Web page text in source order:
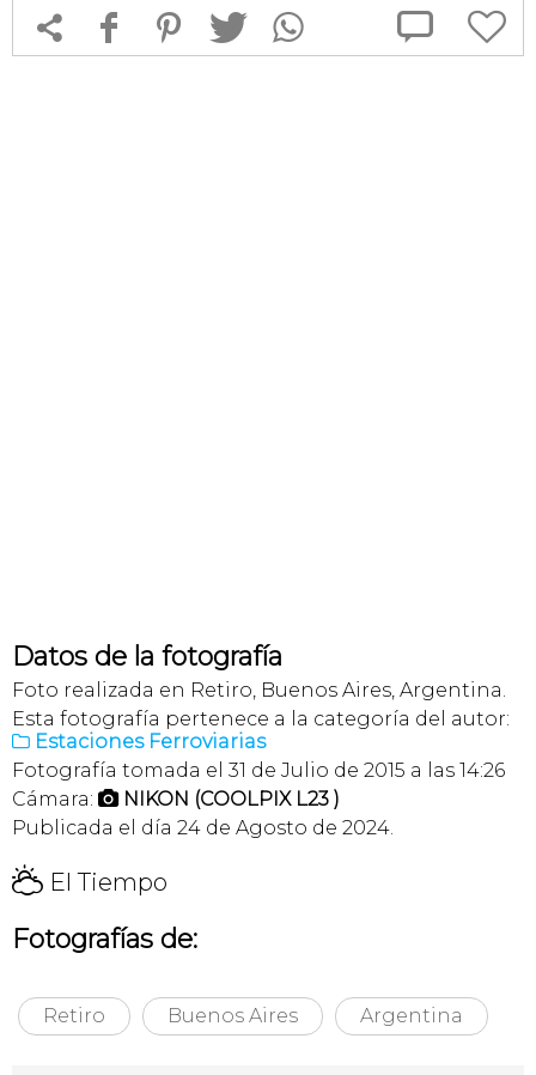
 f 1 T  
Datos de la fotografía
Foto realizada en Retiro, Buenos Aires, Argentina.
Esta fotografía pertenece a la categoría del autor:
 Estaciones Ferroviarias
Fotografía tomada el 31 de Julio de 2015 a las 14:26
Cámara:  NIKON (COOLPIX L23 )
Publicada el día 24 de Agosto de 2024.
H El Tiempo
Fotografías de:
Retiro Buenos Aires Argentina